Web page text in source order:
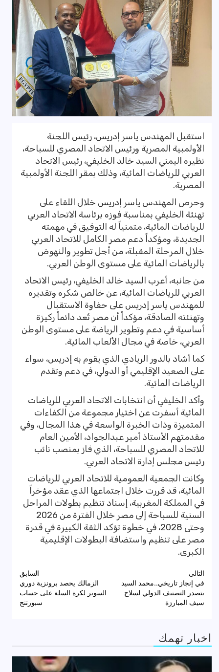
استقبل المهندس ياسر إدريس، رئيس اللجنة
الأولمبية المصرية ورئيس الاتحاد المصري للسباحة،
نظيره اليمني السيد خالد الخليفي، رئيس الاتحاد
العربي للرياضات المائية، وذلك بمقر اللجنة الأولمبية
المصرية.
وحرص المهندس ياسر إدريس خلال اللقاء على
تهنئة الخليفي بمناسبة فوزه برئاسة الاتحاد العربي
للرياضات المائية، متمنياً له التوفيق في مهمته
الجديدة، ومؤكداً دعم مصر الكامل للاتحاد العربي
خلال المرحلة المقبلة، من أجل تطوير والنهوض
بالرياضات المائية على مستوى الوطن العربي.
من جانبه، أعرب السيد خالد الخليفي، رئيس الاتحاد
العربي للرياضات المائية، عن خالص شكره وتقديره
للمهندس ياسر إدريس على حفاوة الاستقبال
وتهنئته الصادقة، مؤكداً أن مصر تُعد دائماً ركيزة
أساسية في دعم وتطوير الرياضة على مستوى الوطن
العربي، خاصة في مجال الألعاب المائية.
كما أشاد بالدور الريادي الذي يقوم به إدريس، سواء
على الصعيد الإقليمي أو الدولي، في دعم وتقدم
الرياضات المائية.
وأكد الخليفي أن انتخابات الاتحاد العربي للرياضات
المائية أسفرت عن اختيار مجموعة من الكفاءات
المتميزة وذات الخبرة الواسعة في هذا المجال، وفي
مقدمتهم الأستاذ أمير عبدالجواد، الأمين العام
للاتحاد المصري للسباحة، الذي فاز بمنصب نائب
رئيس مجلس إدارة الاتحاد العربي.
وكانت الجمعية العمومية للاتحاد العربي للرياضات
المائية، قد قررت خلال اجتماعها الذي عقد مؤخراً
في المملكة المغربية، إسناد تنظيم بطولات المراحل
السنية للسباحة إلى مصر خلال الفترة من 2026
وحتى 2028، في خطوة تؤكد الثقة الكبيرة في قدرة
مصر على تنظيم واستضافة البطولات الإقليمية
الكبرى.
تصفّح
المقالات
السابق
الزمالك يحصد برونزية دوري
السوبر لكرة السلة على حساب
سبورتنج
التالي
في إنجاز تاريخي..محمد السيد
يتصدر التصنيف الدولي لسلاح
سيف المبارزة
اخبار تهمك